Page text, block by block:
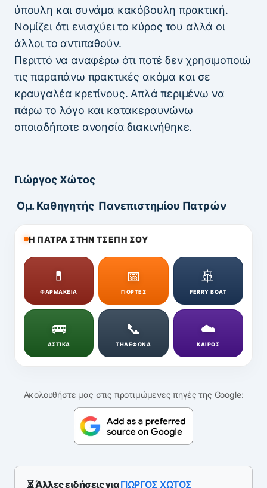
ύπουλη και συνάμα κακόβουλη πρακτική.
Νομίζει ότι ενισχύει το κύρος του αλλά οι
άλλοι το αντιπαθούν.
Περιττό να αναφέρω ότι ποτέ δεν χρησιμοποιώ
τις παραπάνω πρακτικές ακόμα και σε
κραυγαλέα κρετίνους. Απλά περιμένω να
πάρω το λόγο και κατακεραυνώνω
οποιαδήποτε ανοησία διακινήθηκε.
Γιώργος Χώτος
Ομ. Καθηγητής Πανεπιστημίου Πατρών
Η ΠΑΤΡΑ ΣΤΗΝ ΤΣΕΠΗ ΣΟΥ
💊
ΦΑΡΜΑΚΕΙΑ
📅
ΓΙΟΡΤΕΣ
🚢
FERRY BOAT
🚌
ΑΣΤΙΚΑ
📞
ΤΗΛΕΦΩΝΑ
☁️
ΚΑΙΡΟΣ
Ακολουθήστε μας στις προτιμώμενες πηγές της Google:
⏳ Άλλες ειδήσεις γιαΓΙΩΡΓΟΣ ΧΩΤΟΣ